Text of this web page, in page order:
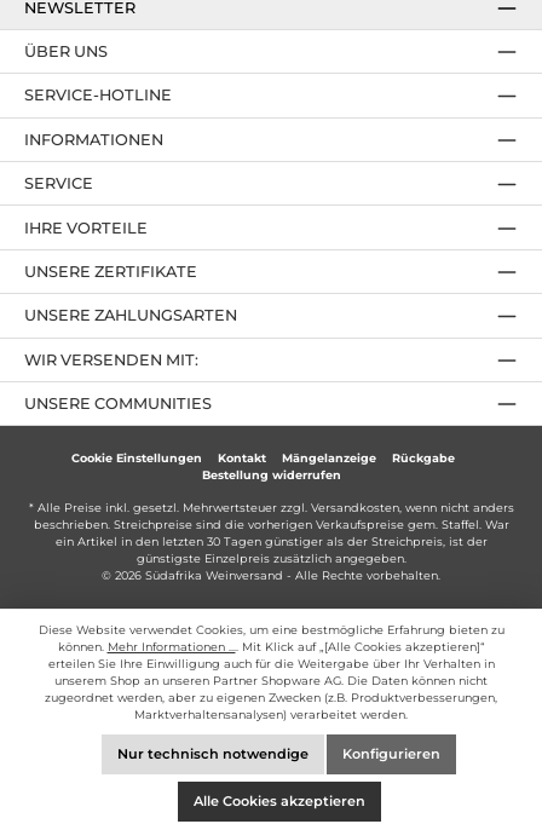
NEWSLETTER
SERVICE-HOTLINE
IHRE VORTEILE
UNSERE ZAHLUNGSARTEN
ÜBER UNS
UNSERE ZERTIFIKATE
INFORMATIONEN
SERVICE
UNSERE COMMUNITIES
WIR VERSENDEN MIT:
Cookie Einstellungen Kontakt Mängelanzeige
Rückgabe
Bestellung widerrufen
* Alle Preise inkl. gesetzl. Mehrwertsteuer zzgl. Versandkosten, wenn nicht anders
beschrieben. Streichpreise sind die vorherigen Verkaufspreise gem. Staffel. War
ein Artikel in den letzten 30 Tagen günstiger als der Streichpreis, ist der
günstigste Einzelpreis zusätzlich angegeben.
© 2026 Südafrika Weinversand - Alle Rechte vorbehalten.
Diese Website verwendet Cookies, um eine bestmögliche Erfahrung bieten zu
können. Mehr Informationen ...
. Mit Klick auf „[Alle Cookies akzeptieren]“
erteilen Sie Ihre Einwilligung auch für die Weitergabe über Ihr Verhalten in
unserem Shop an unseren Partner Shopware AG. Die Daten können nicht
zugeordnet werden, aber zu eigenen Zwecken (z.B. Produktverbesserungen,
Marktverhaltensanalysen) verarbeitet werden.
Nur technisch notwendige Konfigurieren
Alle Cookies akzeptieren